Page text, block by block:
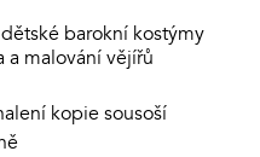
barokní kostýmy
a malování vějířů
kopie sousoší